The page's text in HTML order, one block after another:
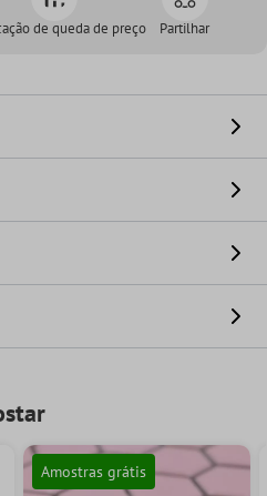
de queda de preço Partilhar
Amostras grátis